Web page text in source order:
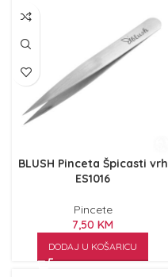
BLUSH Pinceta Špicasti vrh
ES1016
Pincete
7,50 KM
DODAJ U KOŠARICU